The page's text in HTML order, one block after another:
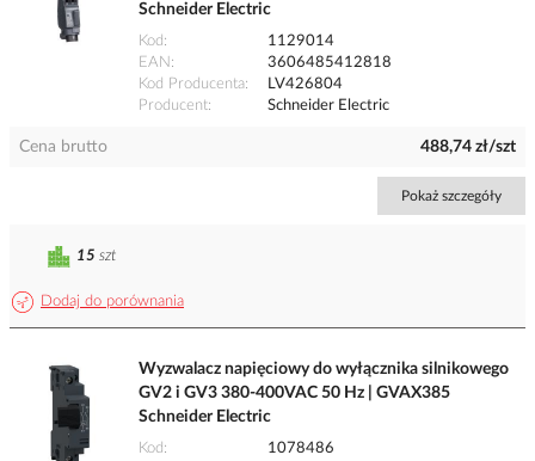
Schneider Electric
Kod
1129014
EAN
3606485412818
Kod Producenta
LV426804
Producent
Schneider Electric
Cena brutto 488,74 zł/szt
Pokaż szczegóły
Dodaj do porównania
15 szt
Wyzwalacz napięciowy do wyłącznika silnikowego
GV2 i GV3 380-400VAC 50 Hz | GVAX385
Schneider Electric
Kod
1078486